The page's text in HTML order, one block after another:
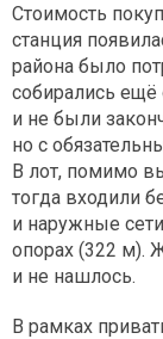
Стоимость
станция
района было
собирались ещё
и не были
но с
В лот, помимо
тогда входили
и наружные
опорах (322 м).
и не нашлось.
В рамках